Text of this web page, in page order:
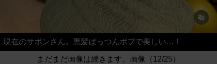
現在のサボンさん。黒髪ぱっつんボブで美しい…！
まだまだ画像は続きます。画像（12/25）